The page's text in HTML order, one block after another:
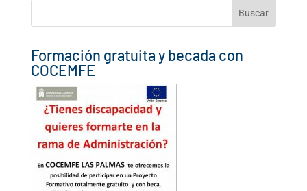
Formación gratuita y becada con
COCEMFE